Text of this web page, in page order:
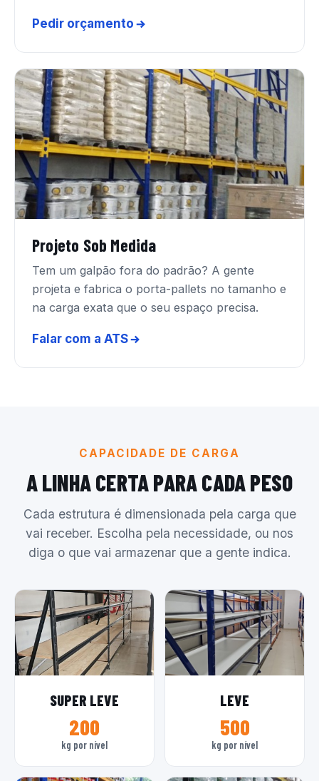
Pedir orçamento
Projeto Sob Medida
Tem um galpão fora do padrão? A gente
projeta e fabrica o porta-pallets no tamanho e
na carga exata que o seu espaço precisa.
Falar com a ATS
CAPACIDADE DE CARGA
A LINHA CERTA PARA CADA PESO
Cada estrutura é dimensionada pela carga que
vai receber. Escolha pela necessidade, ou nos
diga o que vai armazenar que a gente indica.
SUPER LEVE
200
kg por nível
LEVE
500
kg por nível